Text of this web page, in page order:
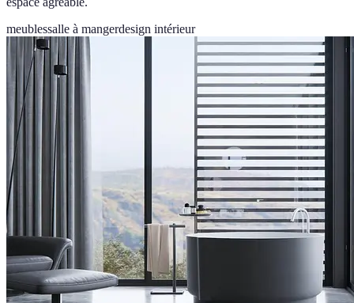
meublessalle à mangerdesign intérieur